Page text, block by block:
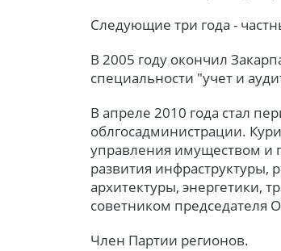
Следующие три года -
В 2005 году окончил
специальности "учет и
В апреле 2010 года стал
облгосадминистрации.
управления имуществом и
развития инфраструктуры,
архитектуры, энергетики,
советником председателя
Член Партии регионов.